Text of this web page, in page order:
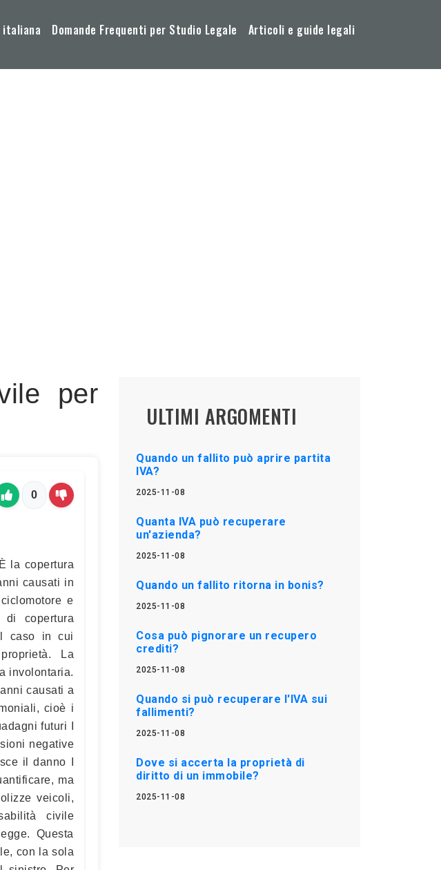
italiana Domande Frequenti per Studio Legale Articoli e guide legali
per
0
la copertura
causati in
e
copertura
caso in cui
La
involontaria.
causati a
cioè i
futuri I
negative
il danno I
ma
veicoli,
civile
Questa
con la sola
ULTIMI ARGOMENTI
Quando un fallito può aprire partita
IVA?
2025-11-08
Quanta IVA può recuperare
un'azienda?
2025-11-08
Quando un fallito ritorna in bonis?
2025-11-08
Cosa può pignorare un recupero
crediti?
2025-11-08
Quando si può recuperare l'IVA sui
fallimenti?
2025-11-08
Dove si accerta la proprietà di
diritto di un immobile?
2025-11-08